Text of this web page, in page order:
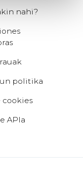
nahi?
politika
cookies
APIa